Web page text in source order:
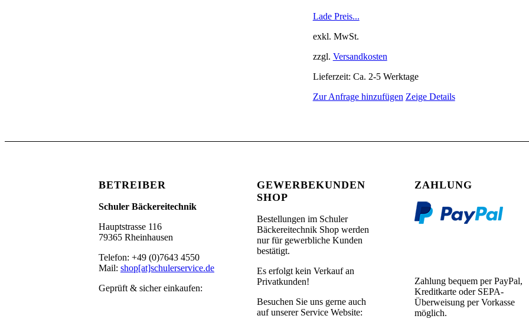
Lade Preis...
exkl. MwSt.
zzgl. Versandkosten
Lieferzeit: Ca. 2-5 Werktage
Zur Anfrage hinzufügen Zeige Details
BETREIBER
Schuler Bäckereitechnik
Hauptstrasse 116
79365 Rheinhausen
Telefon: +49 (0)7643 4550
Mail: shop[at]schulerservice.de
Geprüft & sicher einkaufen:
GEWERBEKUNDEN
SHOP
Bestellungen im Schuler
Bäckereitechnik Shop werden
nur für gewerbliche Kunden
bestätigt.
Es erfolgt kein Verkauf an
Privatkunden!
Besuchen Sie uns gerne auch
auf unserer Service Website:
ZAHLUNG
Zahlung bequem per PayPal,
Kreditkarte oder SEPA-
Überweisung per Vorkasse
möglich.